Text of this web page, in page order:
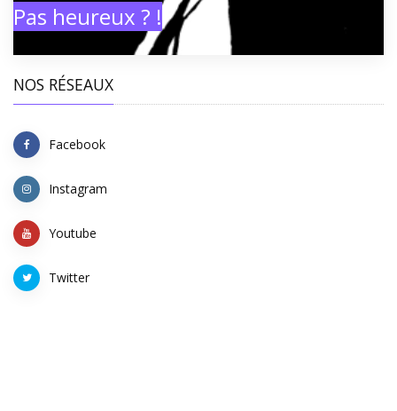
Pas heureux ? !
NOS RÉSEAUX
Facebook
Instagram
Youtube
Twitter